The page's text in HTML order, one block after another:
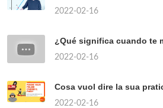
2022-02-16
¿Qué significa cuando te
2022-02-16
Cosa vuol dire la sua
2022-02-16